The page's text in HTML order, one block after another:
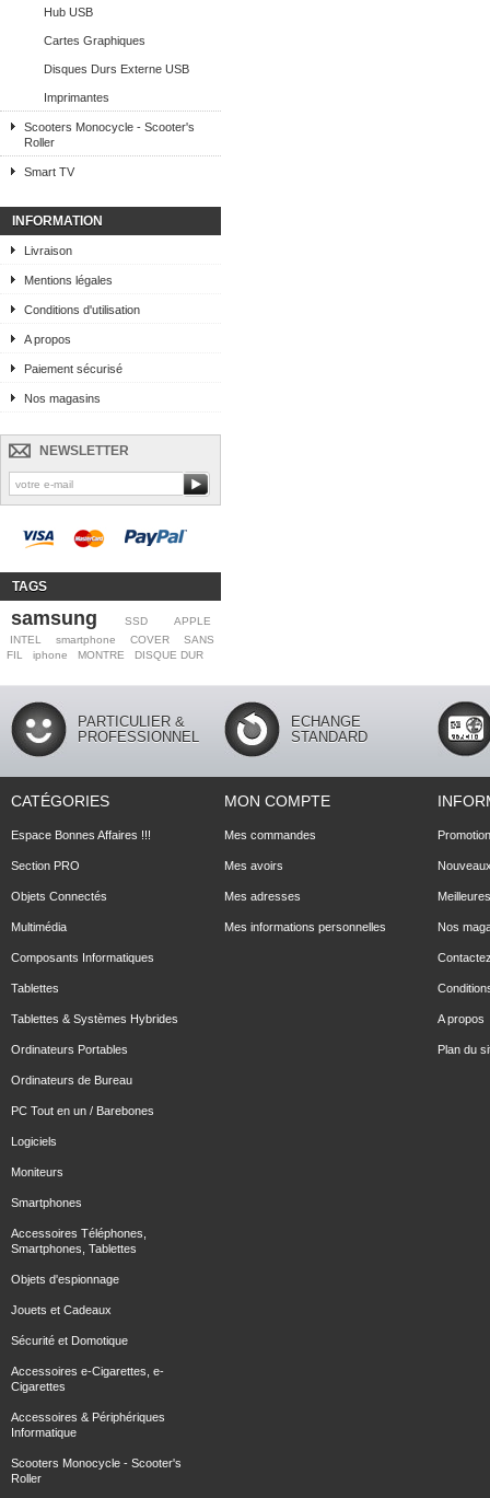
Hub USB
Cartes Graphiques
Disques Durs Externe USB
Imprimantes
Scooters Monocycle - Scooter's
Roller
Smart TV
INFORMATION
Livraison
Mentions légales
Conditions d'utilisation
A propos
Paiement sécurisé
Nos magasins
NEWSLETTER
TAGS
samsung SSD
APPLE
INTEL
smartphone COVER
SANS
FIL
iphone MONTRE DISQUE DUR
PARTICULIER &
PROFESSIONNEL
ECHANGE
STANDARD
CATÉGORIES
Espace Bonnes Affaires !!!
Section PRO
Objets Connectés
Multimédia
Composants Informatiques
Tablettes
Tablettes & Systèmes Hybrides
Ordinateurs Portables
Ordinateurs de Bureau
PC Tout en un / Barebones
Logiciels
Moniteurs
Smartphones
Accessoires Téléphones,
Smartphones, Tablettes
Objets d'espionnage
Jouets et Cadeaux
Sécurité et Domotique
Accessoires e-Cigarettes, e-
Cigarettes
Accessoires & Périphériques
Informatique
Scooters Monocycle - Scooter's
Roller
MON COMPTE
Mes commandes
Mes avoirs
Mes adresses
Mes informations personnelles Nos
A propos
Plan du